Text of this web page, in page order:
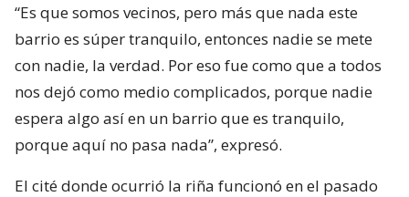
“Es que somos vecinos, pero más que nada este
barrio es súper tranquilo, entonces nadie se mete
con nadie, la verdad. Por eso fue como que a todos
nos dejó como medio complicados, porque nadie
espera algo así en un barrio que es tranquilo,
porque aquí no pasa nada”, expresó.
El cité donde ocurrió la riña funcionó en el pasado